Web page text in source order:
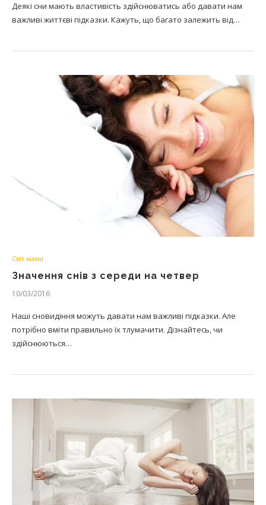
Деякі сни мають властивість здійснюватись або давати нам
важливі життєві підказки. Кажуть, що багато залежить від…
Світ мами
Значення снів з середи на четвер
10/03/2016
Наші сновидіння можуть давати нам важливі підказки. Але
потрібно вміти правильно їх тлумачити. Дізнайтесь, чи
здійснюються…